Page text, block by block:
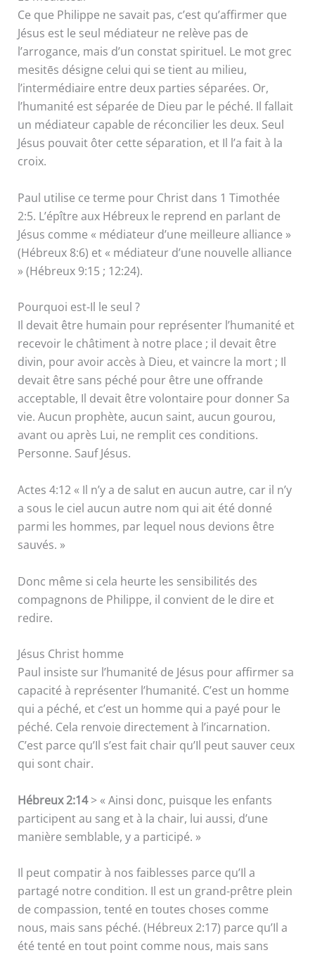
Ce que Philippe ne savait pas, c’est qu’affirmer que
Jésus est le seul médiateur ne relève pas de
l’arrogance, mais d’un constat spirituel. Le mot grec
mesitēs désigne celui qui se tient au milieu,
l’intermédiaire entre deux parties séparées. Or,
l’humanité est séparée de Dieu par le péché. Il fallait
un médiateur capable de réconcilier les deux. Seul
Jésus pouvait ôter cette séparation, et Il l’a fait à la
croix.
Paul utilise ce terme pour Christ dans 1 Timothée
2:5. L’épître aux Hébreux le reprend en parlant de
Jésus comme « médiateur d’une meilleure alliance »
(Hébreux 8:6) et « médiateur d’une nouvelle alliance
» (Hébreux 9:15 ; 12:24).
Pourquoi est-Il le seul ?
Il devait être humain pour représenter l’humanité et
recevoir le châtiment à notre place ; il devait être
divin, pour avoir accès à Dieu, et vaincre la mort ; Il
devait être sans péché pour être une offrande
acceptable, Il devait être volontaire pour donner Sa
vie. Aucun prophète, aucun saint, aucun gourou,
avant ou après Lui, ne remplit ces conditions.
Personne. Sauf Jésus.
Actes 4:12 « Il n’y a de salut en aucun autre, car il n’y
a sous le ciel aucun autre nom qui ait été donné
parmi les hommes, par lequel nous devions être
sauvés. »
Donc même si cela heurte les sensibilités des
compagnons de Philippe, il convient de le dire et
redire.
Jésus Christ homme
Paul insiste sur l’humanité de Jésus pour affirmer sa
capacité à représenter l’humanité. C’est un homme
qui a péché, et c’est un homme qui a payé pour le
péché. Cela renvoie directement à l’incarnation.
C’est parce qu’Il s’est fait chair qu’Il peut sauver ceux
qui sont chair.
Hébreux 2:14> « Ainsi donc, puisque les enfants
participent au sang et à la chair, lui aussi, d’une
manière semblable, y a participé. »
Il peut compatir à nos faiblesses parce qu’Il a
partagé notre condition. Il est un grand-prêtre plein
de compassion, tenté en toutes choses comme
nous, mais sans péché. (Hébreux 2:17) parce qu’Il a
été tenté en tout point comme nous, mais sans